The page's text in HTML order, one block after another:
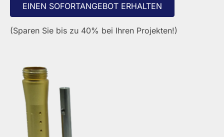
EINEN SOFORTANGEBOT ERHALTEN
(Sparen Sie bis zu 40% bei Ihren Projekten!)